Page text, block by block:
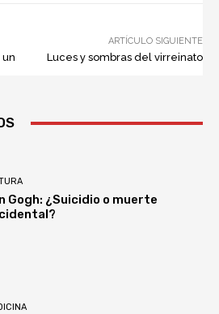
ARTÍCULO SIGUIENTE
Luces y sombras del virreinato
Gogh: ¿Suicidio o muerte